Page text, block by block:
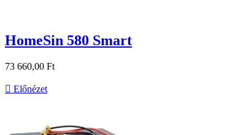
HomeSin 580 Smart
73 660,00 Ft
 Előnézet